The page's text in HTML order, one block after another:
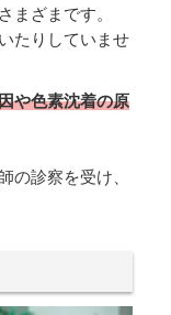
まざまです。
たりしていませ
や色素沈着の原
の診察を受け、